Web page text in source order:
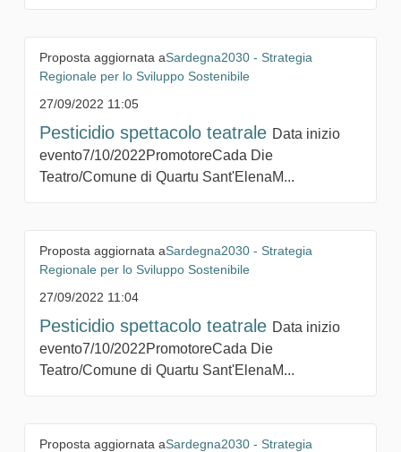
Proposta aggiornata aSardegna2030 - Strategia
Regionale per lo Sviluppo Sostenibile
27/09/2022 11:05
Pesticidio spettacolo teatrale Data inizio
evento7/10/2022PromotoreCada Die
Teatro/Comune di Quartu Sant'ElenaM...
Proposta aggiornata aSardegna2030 - Strategia
Regionale per lo Sviluppo Sostenibile
27/09/2022 11:04
Pesticidio spettacolo teatrale Data inizio
evento7/10/2022PromotoreCada Die
Teatro/Comune di Quartu Sant'ElenaM...
Proposta aggiornata aSardegna2030 - Strategia